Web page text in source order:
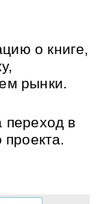
о книге,
рынки.
переход в